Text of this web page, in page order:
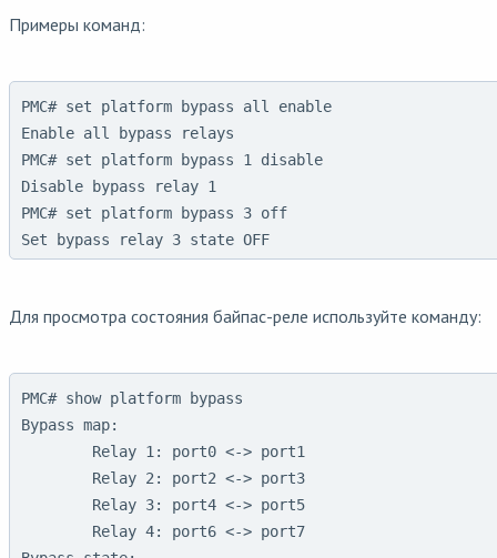
Примеры команд:
PMC# set platform bypass all enable
Enable all bypass relays
PMC# set platform bypass 1 disable
Disable bypass relay 1
PMC# set platform bypass 3 off
Set bypass relay 3 state OFF
Для просмотра состояния байпас-реле используйте команду:
PMC# show platform bypass
Bypass map: